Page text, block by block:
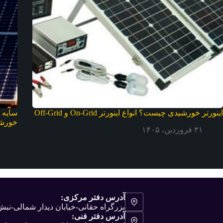
اینورتر خورشیدی چیست؟ انواع اینورتر On-Grid و Off-Grid
۳۱ فروردین، ۱۴۰۵
آدرس دفتر مرکزی:
بزرگراه حقانی-خیابان دیدار
آدرس دفتر فنی: